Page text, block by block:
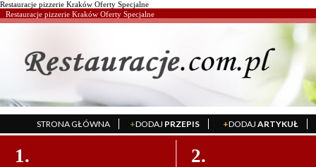
Restauracje pizzerie Kraków Oferty Specjalne
Restauracje pizzerie Kraków Oferty Specjalne
STRONA GŁÓWNA +DODAJ PRZEPIS +DODAJ ARTYKUŁ
1. 2.